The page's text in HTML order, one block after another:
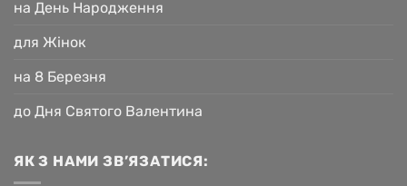
на День Народження
для Жінок
на 8 Березня
до Дня Святого Валентина
ЯК З НАМИ ЗВ’ЯЗАТИСЯ: